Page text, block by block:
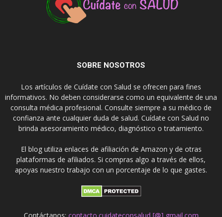
SOBRE NOSOTROS
Los artículos de Cuídate con Salud se ofrecen para fines
informativos. No deben considerarse como un equivalente de una
consulta médica profesional. Consulte siempre a su médico de
confianza ante cualquier duda de salud. Cuídate con Salud no
brinda asesoramiento médico, diagnóstico o tratamiento.
El blog utiliza enlaces de afiliación de Amazon y de otras
plataformas de afiliados. Si compras algo a través de ellos,
apoyas nuestro trabajo con un porcentaje de lo que gastes.